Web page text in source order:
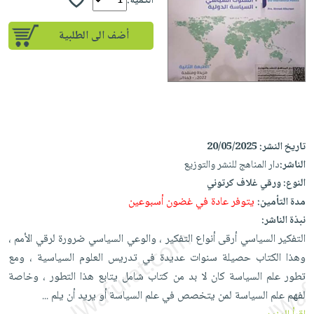
Ai
إختيارات
كتب
أكاديمية
books
بلا
حدود
أسئلة
يتكرر
iKitab
على
Android
تحميل
iKitab
على
Apple
أسئلة
يتكرر
طرحها
تحميل
masmu3
تحميل
masmu3
على
Apple
المواضيع
الأكثر
مبيعاً
وسائل
القراءة
جوائز
تعليمية
الصحة
والعناية
الكل
أجهزة
العناية
الشخصية
العناية
وتصفيف
الشعر
العناية
بالجسم
المطبخ
والسفرة
جديد
الكل
أواني
الطهي
أدوات
متجر
الهدايا
أقسام
أضف الى الطلبية
تاريخ النشر:20/05/2025
الناشر:دار المناهج للنشر والتوزيع
النوع:ورقي غلاف كرتوني
مدة التأمين:يتوفر عادة في غضون أسبوعين
نبذة الناشر:
التفكير السياسي أرقى أنواع التفكير ، والوعي السياسي ضرورة لرقي الأمم ،
وهذا الكتاب حصيلة سنوات عديدة في تدريس العلوم السياسية ، ومع
تطور علم السياسة كان لا بد من كتاب شامل يتابع هذا التطور ، وخاصة
لفهم علم السياسة لمن يتخصص في علم السياسة أو يريد أن يلم...